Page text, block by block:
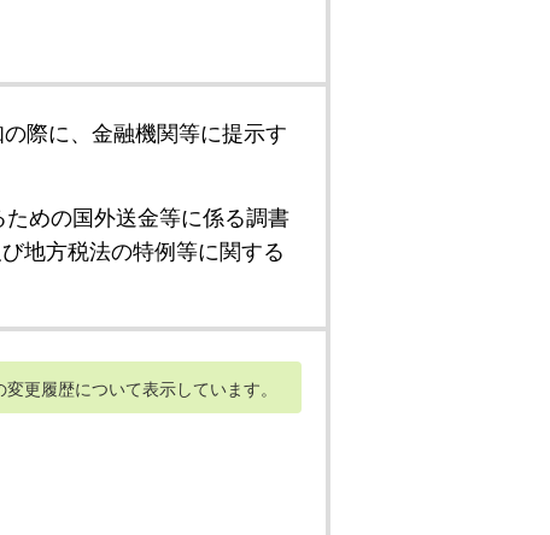
際に、金融機関等に提示す
めの国外送金等に係る調書
地方税法の特例等に関する
変更履歴について表示しています。